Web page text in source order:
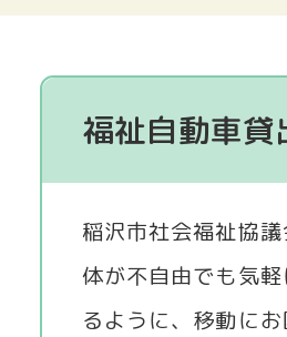
社協事
各種相
サービ
寄付募
貸出事業
福祉自動車貸
稲沢市社会福祉協
体が不自由でも気
るように、移動に